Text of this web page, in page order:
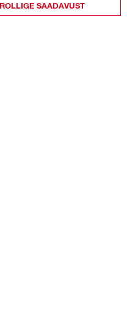
SAADAVUST